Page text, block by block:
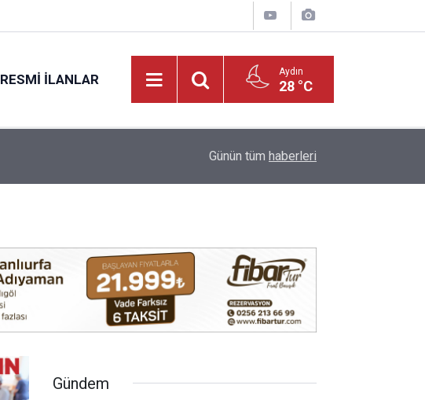
RESMI İLANLAR Aydın
28 °C
Kuyucak'ta 5 dekar kestanelik yandı
Günün tüm haberleri
Gündem